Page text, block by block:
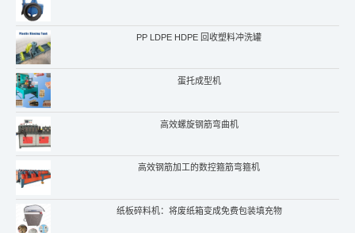
PP LDPE HDPE 回收塑料冲洗罐
蛋托成型机
高效螺旋钢筋弯曲机
高效钢筋加工的数控箍筋弯箍机
纸板碎料机：将废纸箱变成免费包装填充物